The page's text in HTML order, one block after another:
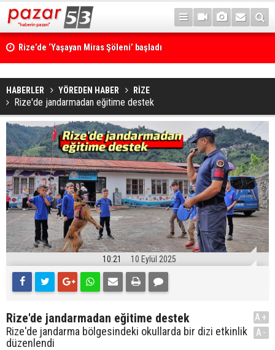
Rize’de ‘Yaşayan Miras Şöleni’ başladı
HABERLER YÖREDEN HABER RİZE
Rize'de jandarmadan eğitime destek
10:21 10 Eylül 2025
Rize'de jandarmadan eğitime destek
Rize'de jandarma bölgesindeki okullarda bir dizi etkinlik
düzenlendi
A+
A-